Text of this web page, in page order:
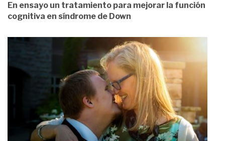
En ensayo un tratamiento para mejorar la función
cognitiva en síndrome de Down